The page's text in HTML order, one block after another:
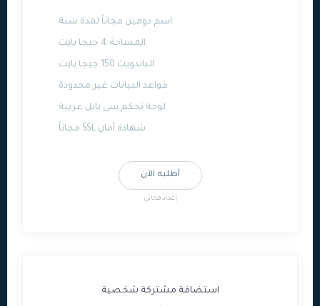
اسم دومين مجاناً لمدة سنة
المساحة 4 جيجا بايت
الباندويث 150 جيجا بايت
قواعد البيانات غير محدودة
لوحة تحكم سى بانل عربية
شهادة أمان SSL مجاناً
أطلبه الآن
إعداد مجاني
استضافة مشتركة شخصية